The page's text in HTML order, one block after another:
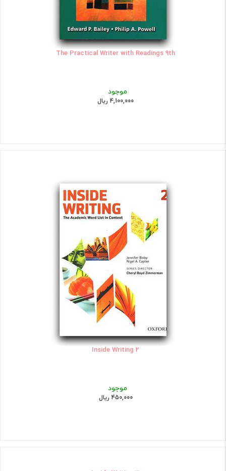
The Practical Writer with Readings 9th
موجود
4,100,000 ریال
Inside Writing 2
موجود
450,000 ریال